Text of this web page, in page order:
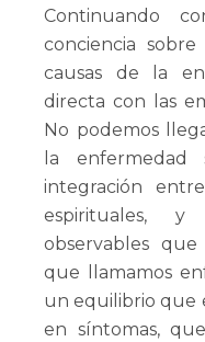
Continuando
conciencia
causas de la
directa con las
No podemos
la
integración
espirituales, y
observables
que llamamos
un equilibrio que
en síntomas,